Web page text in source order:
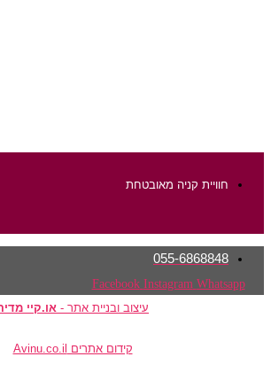
חוויית קניה מאובטחת
055-6868848
Facebook Instagram Whatsapp
עיצוב ובניית אתר -או.קיי מדיה
קידום אתרים Avinu.co.il